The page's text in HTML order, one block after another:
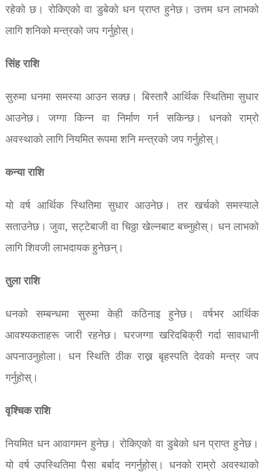
रहेको छ। रोकिएको वा डुबेको धन प्राप्त हुनेछ। उत्तम धन लाभको
लागि शनिको मन्त्रको जप गर्नुहोस्।
सिंह राशि
सुरुमा धनमा समस्या आउन सक्छ। बिस्तारै आर्थिक स्थितिमा सुधार
आउनेछ। जग्गा किन्न वा निर्माण गर्न सकिन्छ। धनको राम्रो
अवस्थाको लागि नियमित रूपमा शनि मन्त्रको जप गर्नुहोस्।
कन्या राशि
यो वर्ष आर्थिक स्थितिमा सुधार आउनेछ। तर खर्चको समस्याले
सताउनेछ। जुवा, सट्टेबाजी वा चिठ्ठा खेल्नबाट बच्नुहोस्। धन लाभको
लागि शिवजी लाभदायक हुनेछन्।
तुला राशि
धनको सम्बन्धमा सुरुमा केही कठिनाइ हुनेछ। वर्षभर आर्थिक
आवश्यकताहरू जारी रहनेछ। घरजग्गा खरिदबिक्री गर्दा सावधानी
अपनाउनुहोला। धन स्थिति ठीक राख्न बृहस्पति देवको मन्त्र जप
गर्नुहोस्।
वृश्चिक राशि
नियमित धन आवागमन हुनेछ। रोकिएको वा डुबेको धन प्राप्त हुनेछ।
यो वर्ष उपस्थितिमा पैसा बर्बाद नगर्नुहोस्। धनको राम्रो अवस्थाको